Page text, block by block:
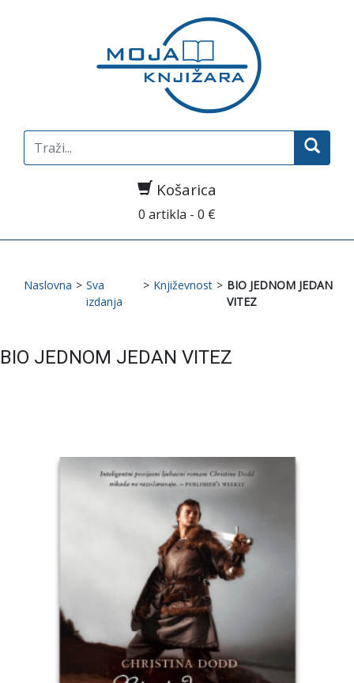
Search
for:
Košarica
0 artikla - 0 €
Naslovna > Sva
izdanja
> Književnost > BIO JEDNOM JEDAN
VITEZ
BIO JEDNOM JEDAN VITEZ